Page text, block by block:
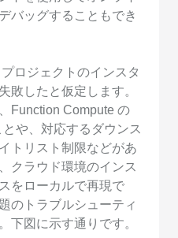
バッグすることもでき
ロジェクトのインスタ
敗したと仮定します。
Function Compute の
や、対応するダウンス
トリスト制限などがあ
クラウド環境のインス
をローカルで再現で
のトラブルシューティ
下図に示す通りです。